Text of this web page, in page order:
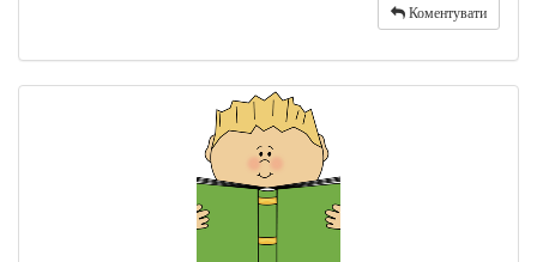
Коментувати